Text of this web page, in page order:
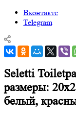
Вконтакте
Telegram
Seletti
размеры:
белый,